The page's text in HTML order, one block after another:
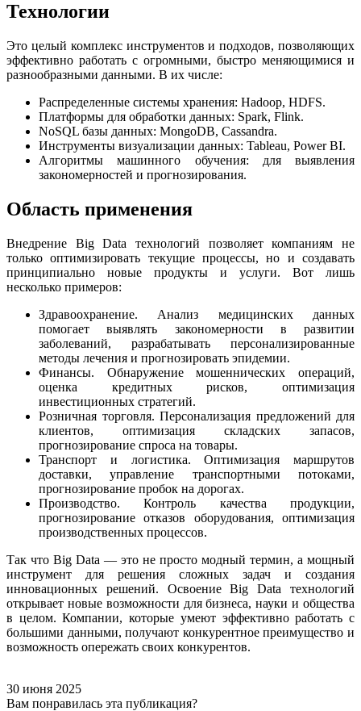
Технологии
Это целый комплекс инструментов и подходов, позволяющих
эффективно работать с огромными, быстро меняющимися и
разнообразными данными. В их числе:
Распределенные системы хранения: Hadoop, HDFS.
Платформы для обработки данных: Spark, Flink.
NoSQL базы данных: MongoDB, Cassandra.
Инструменты визуализации данных: Tableau, Power BI.
Алгоритмы машинного обучения: для выявления
закономерностей и прогнозирования.
Область применения
Внедрение Big Data технологий позволяет компаниям не
только оптимизировать текущие процессы, но и создавать
принципиально новые продукты и услуги. Вот лишь
несколько примеров:
Здравоохранение. Анализ медицинских данных
помогает выявлять закономерности в развитии
заболеваний, разрабатывать персонализированные
методы лечения и прогнозировать эпидемии.
Финансы. Обнаружение мошеннических операций,
оценка кредитных рисков, оптимизация
инвестиционных стратегий.
Розничная торговля. Персонализация предложений для
клиентов, оптимизация складских запасов,
прогнозирование спроса на товары.
Транспорт и логистика. Оптимизация маршрутов
доставки, управление транспортными потоками,
прогнозирование пробок на дорогах.
Производство. Контроль качества продукции,
прогнозирование отказов оборудования, оптимизация
производственных процессов.
Так что Big Data — это не просто модный термин, а мощный
инструмент для решения сложных задач и создания
инновационных решений. Освоение Big Data технологий
открывает новые возможности для бизнеса, науки и общества
в целом. Компании, которые умеют эффективно работать с
большими данными, получают конкурентное преимущество и
возможность опережать своих конкурентов.
30 июня 2025
Вам понравилась эта публикация?